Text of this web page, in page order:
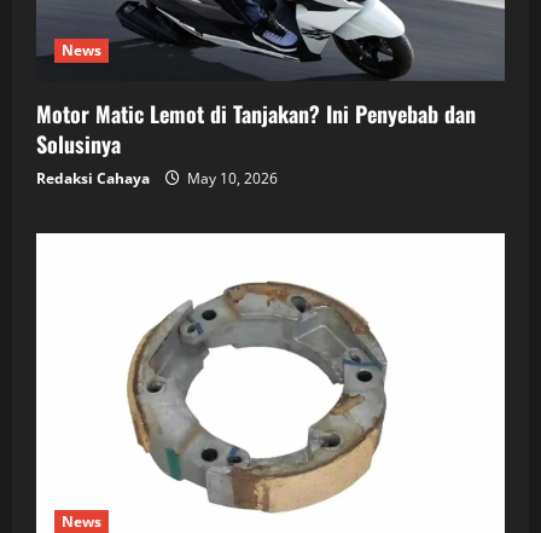
News
Motor Matic Lemot di Tanjakan? Ini Penyebab dan
Solusinya
Redaksi Cahaya May 10, 2026
News